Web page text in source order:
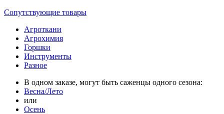
Сопутствующие товары
Агроткани
Агрохимия
Горшки
Инструменты
Разное
В одном заказе, могут быть саженцы одного сезона:
Весна/Лето
или
Осень